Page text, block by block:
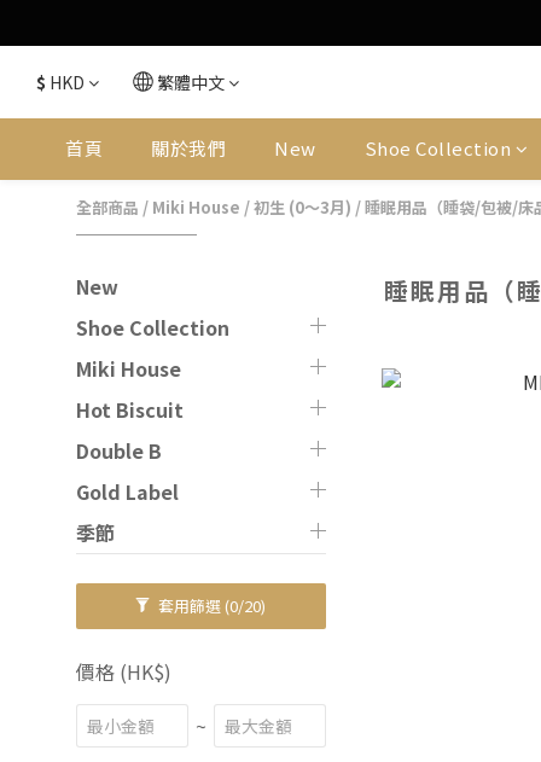
$ HKD 繁體中文
首頁 關於我們 New Shoe Collection
全部商品 / Miki House /初生 (0〜3月) /睡眠用品（睡袋/包被/床
New
Shoe Collection
Miki House
Hot Biscuit
Double B
Gold Label
季節
套用篩選(0/20)
價格 (HK$)
~
睡眠用品（